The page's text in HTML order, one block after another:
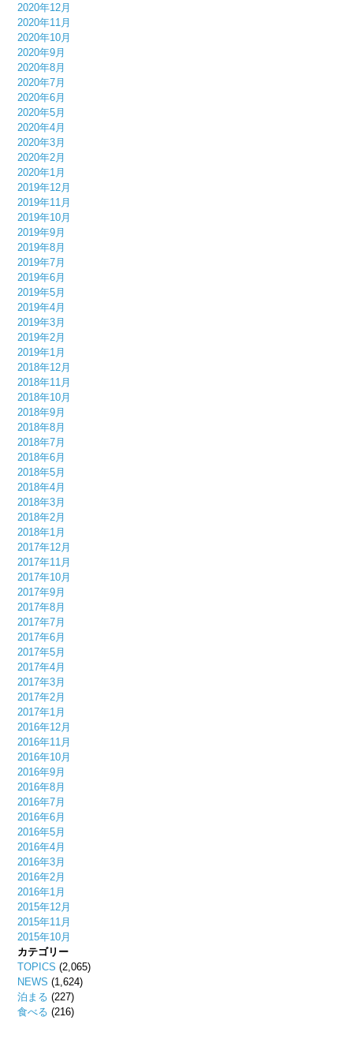
2020年12月
2020年11月
2020年10月
2020年9月
2020年8月
2020年7月
2020年6月
2020年5月
2020年4月
2020年3月
2020年2月
2020年1月
2019年12月
2019年11月
2019年10月
2019年9月
2019年8月
2019年7月
2019年6月
2019年5月
2019年4月
2019年3月
2019年2月
2019年1月
2018年12月
2018年11月
2018年10月
2018年9月
2018年8月
2018年7月
2018年6月
2018年5月
2018年4月
2018年3月
2018年2月
2018年1月
2017年12月
2017年11月
2017年10月
2017年9月
2017年8月
2017年7月
2017年6月
2017年5月
2017年4月
2017年3月
2017年2月
2017年1月
2016年12月
2016年11月
2016年10月
2016年9月
2016年8月
2016年7月
2016年6月
2016年5月
2016年4月
2016年3月
2016年2月
2016年1月
2015年12月
2015年11月
2015年10月
カテゴリー
TOPICS (2,065)
NEWS (1,624)
泊まる (227)
食べる (216)